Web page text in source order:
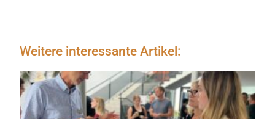
Weitere interessante Artikel: